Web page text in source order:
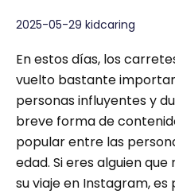
2025-05-29 kidcaring
En estos días, los
vuelto bastante
personas influyentes y
breve forma de
popular entre las
edad. Si eres alguien
su viaje en Instagram,